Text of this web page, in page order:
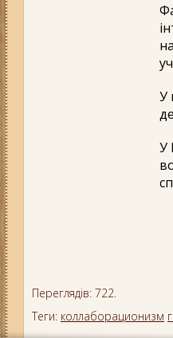
У
У
Переглядів: 722.
Теги: коллаборационизм